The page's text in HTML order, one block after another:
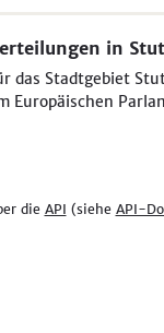
in
das Stadtgebiet
Europäischen
die API (siehe API-